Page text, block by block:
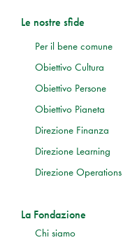
Le nostre sfide
Per il bene comune
Obiettivo Cultura
Obiettivo Persone
Obiettivo Pianeta
Direzione Finanza
Direzione Learning
Direzione Operations
La Fondazione
Chi siamo